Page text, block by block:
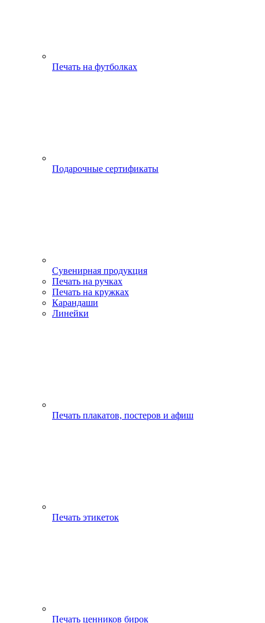
Печать на футболках
Подарочные сертификаты
Сувенирная продукция
Печать на ручках
Печать на кружках
Карандаши
Линейки
Печать плакатов, постеров и афиш
Печать этикеток
Печать ценников бирок